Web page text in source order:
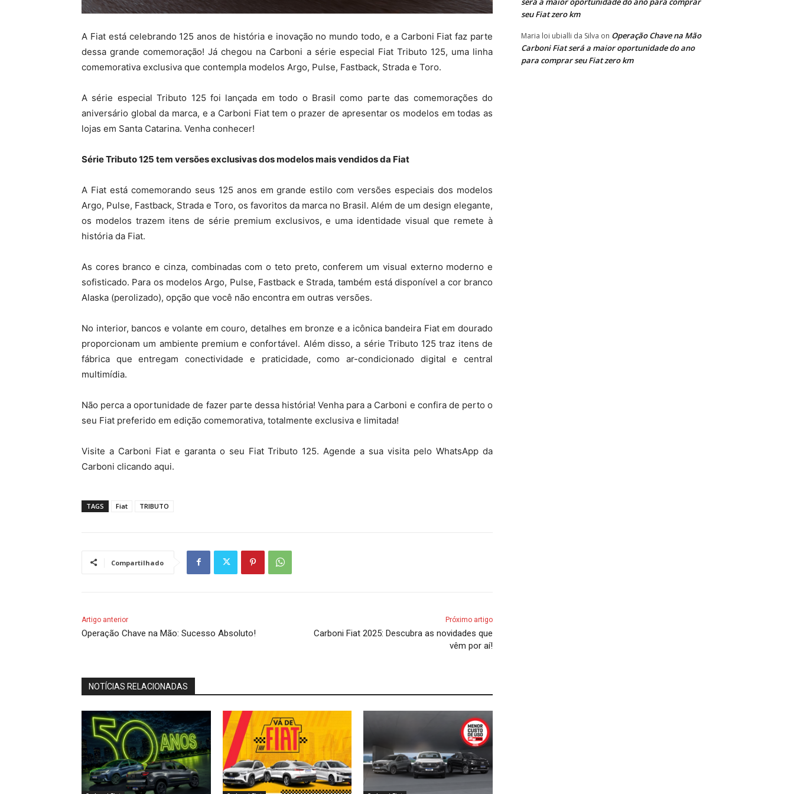
A Fiat está celebrando 125 anos de história e inovação no mundo todo, e a Carboni Fiat faz parte
dessa grande comemoração! Já chegou na Carboni a série especial Fiat Tributo 125, uma linha
comemorativa exclusiva que contempla modelos Argo, Pulse, Fastback, Strada e Toro.
A série especial Tributo 125 foi lançada em todo o Brasil como parte das comemorações do
aniversário global da marca, e a Carboni Fiat tem o prazer de apresentaros modelos em todas as
lojas em Santa Catarina. Venha conhecer!
Série Tributo 125 tem versões exclusivas dos modelos mais vendidos da Fiat
A Fiat está comemorando seus 125 anos em grande estilo com versões especiaisdos modelos
Argo, Pulse, Fastback, Strada e Toro, os favoritos da marca no Brasil. Além de um design elegante,
os modelos trazem itens de série premium exclusivos, e uma identidade visual que remete à
história da Fiat.
As cores branco e cinza, combinadas com o teto preto, conferem um visual externo moderno e
sofisticado. Para os modelos Argo, Pulse, Fastback e Strada, também está disponível a cor branco
Alaska (perolizado), opção que você não encontra em outras versões.
No interior, bancos e volante em couro, detalhes em bronze e a icônica bandeira Fiatem dourado
proporcionam um ambiente premium e confortável. Além disso, a série Tributo 125 traz itens de
fábrica que entregam conectividade e praticidade, como ar-condicionado digital e central
multimídia.
Não perca a oportunidade de fazer parte dessa história! Venha para a Carboni e confira de perto o
seu Fiat preferido em edição comemorativa, totalmente exclusiva e limitada!
Visite a Carboni Fiat e garanta o seu Fiat Tributo 125. Agende a sua visita peloWhatsApp da
Carboni clicando aqui.
TAGS Fiat TRIBUTO
Compartilhado
Artigo anterior
Operação Chave na Mão: Sucesso Absoluto!
Próximo artigo
Carboni Fiat 2025: Descubra as novidades que
vêm por aí!
NOTÍCIAS RELACIONADAS
seu Fiat zero km
Maria loi ubialli da Silva on Operação Chave na Mão
Carboni Fiat será a maior oportunidade do ano
para comprar seu Fiat zero km